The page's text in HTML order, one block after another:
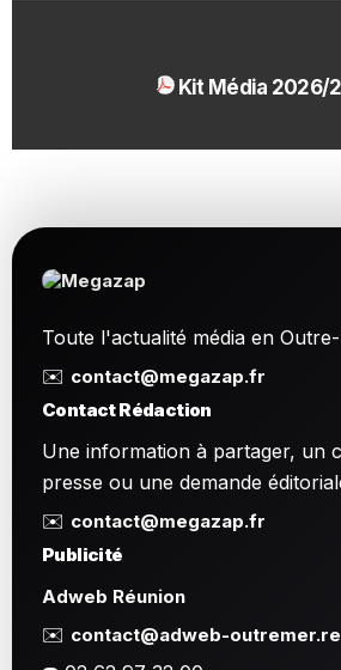
Kit Média 2026/
Toute l'actualité média en
✉️ contact@megazap.fr
Contact Rédaction
Une information à partager, un
presse ou une demande
✉️ contact@megazap.fr
Publicité
Adweb Réunion
✉️ contact@adweb-outremer.re